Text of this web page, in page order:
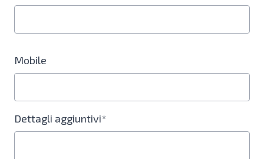
Mobile
Dettagli aggiuntivi*